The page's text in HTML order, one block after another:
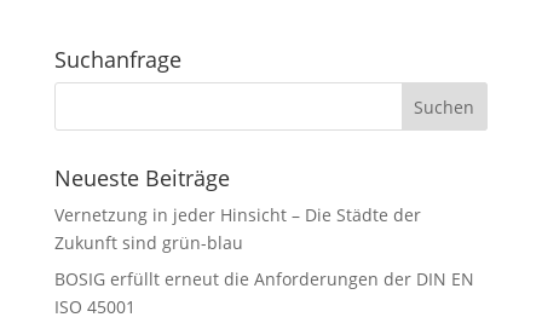
Suchanfrage
Neueste Beiträge
Vernetzung in jeder Hinsicht – Die Städte der
Zukunft sind grün-blau
BOSIG erfüllt erneut die Anforderungen der DIN EN
ISO 45001